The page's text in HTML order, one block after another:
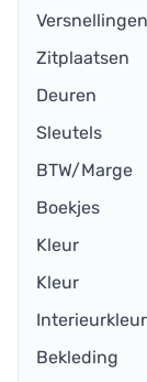
Versnellingen
Zitplaatsen
Deuren
Sleutels
BTW/Marge
Boekjes
Kleur
Kleur
Interieurkleur
Bekleding